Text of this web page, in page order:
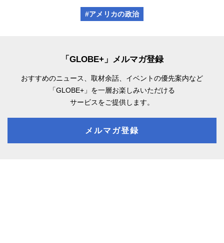
#アメリカの政治
「GLOBE+」メルマガ登録
おすすめのニュース、取材余話、 イベントの優先案内など
「GLOBE+」を一層お楽しみいただける
サービスをご提供します。
メルマガ登録